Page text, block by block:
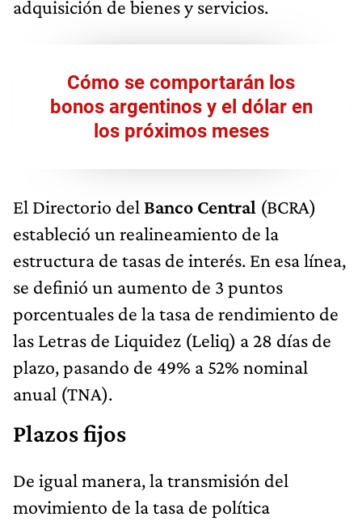
adquisición de bienes y servicios.
Cómo se comportarán los
bonos argentinos y el dólar en
los próximos meses
El Directorio del Banco Central (BCRA)
estableció un realineamiento de la
estructura de tasas de interés. En esa línea,
se definió un aumento de 3 puntos
porcentuales de la tasa de rendimiento de
las Letras de Liquidez (Leliq) a 28 días de
plazo, pasando de 49% a 52% nominal
anual (TNA).
Plazos fijos
De igual manera, la transmisión del
movimiento de la tasa de política